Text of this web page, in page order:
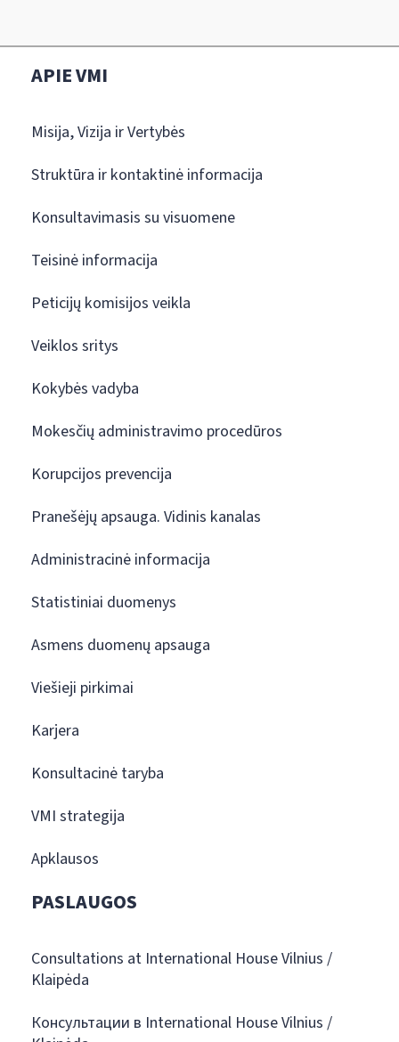
APIE VMI
Misija, Vizija ir Vertybės
Struktūra ir kontaktinė informacija
Konsultavimasis su visuomene
Teisinė informacija
Peticijų komisijos veikla
Veiklos sritys
Kokybės vadyba
Mokesčių administravimo procedūros
Korupcijos prevencija
Pranešėjų apsauga. Vidinis kanalas
Administracinė informacija
Statistiniai duomenys
Asmens duomenų apsauga
Viešieji pirkimai
Karjera
Konsultacinė taryba
VMI strategija
Apklausos
PASLAUGOS
Consultations at International House Vilnius /
Klaipėda
Консультации в International House Vilnius /